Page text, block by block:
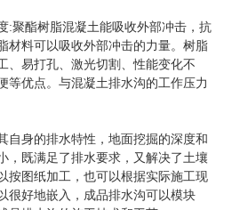
:聚酯树脂混凝土能吸收外部冲击，抗
材料可以吸收外部冲击的力量。树脂
、易打孔、激光切割、性能变化不
等优点。与混凝土排水沟的工作压力
自身的排水特性，地面挖掘的深度和
，既满足了排水要求，又解决了土壤
按图纸加工，也可以根据实际施工现
很好地嵌入，成品排水沟可以模块